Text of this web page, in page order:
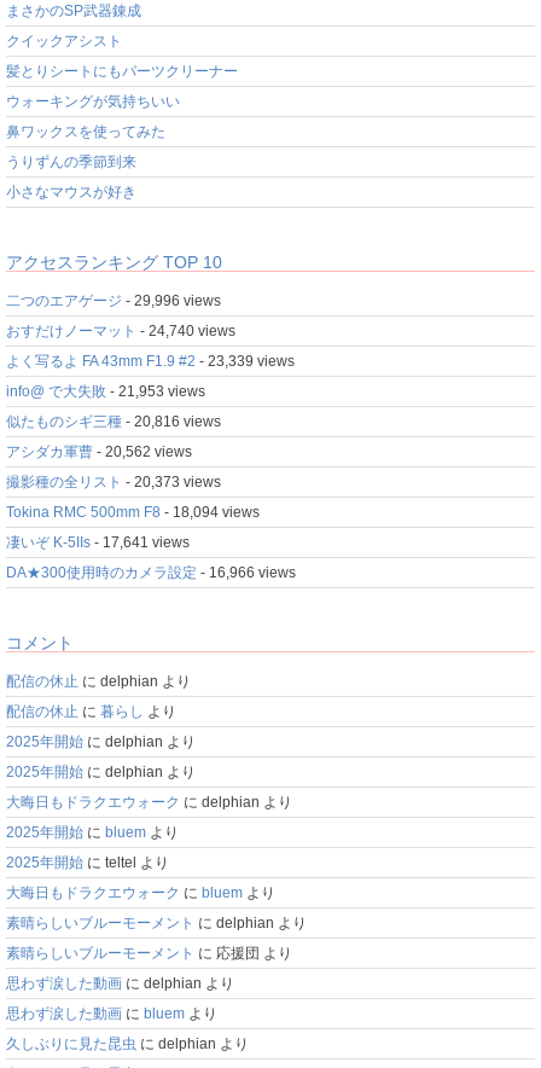
まさかのSP武器錬成
クイックアシスト
髪とりシートにもパーツクリーナー
ウォーキングが気持ちいい
鼻ワックスを使ってみた
うりずんの季節到来
小さなマウスが好き
アクセスランキング TOP 10
二つのエアゲージ - 29,996 views
おすだけノーマット - 24,740 views
よく写るよ FA 43mm F1.9 #2 - 23,339 views
info@ で大失敗 - 21,953 views
似たものシギ三種 - 20,816 views
アシダカ軍曹 - 20,562 views
撮影種の全リスト - 20,373 views
Tokina RMC 500mm F8 - 18,094 views
凄いぞ K-5IIs - 17,641 views
DA★300使用時のカメラ設定 - 16,966 views
コメント
配信の休止 に delphian より
配信の休止 に 暮らし より
2025年開始 に delphian より
2025年開始 に delphian より
大晦日もドラクエウォーク に delphian より
2025年開始 に bluem より
2025年開始 に teltel より
大晦日もドラクエウォーク に bluem より
素晴らしいブルーモーメント に delphian より
素晴らしいブルーモーメント に 応援団 より
思わず涙した動画 に delphian より
思わず涙した動画 に bluem より
久しぶりに見た昆虫 に delphian より